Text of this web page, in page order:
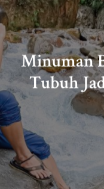
Minuman
Tubuh